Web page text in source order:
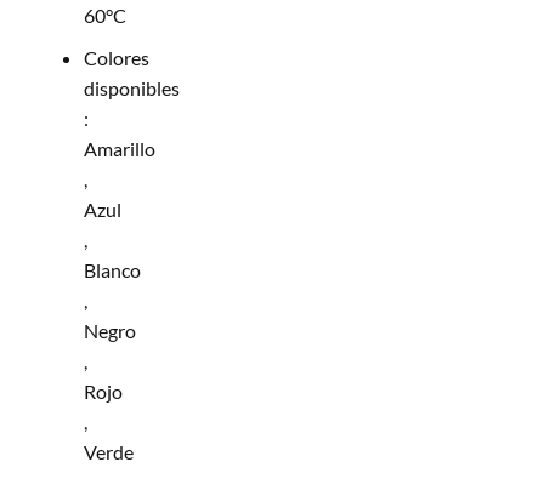
60°C
Colores
disponibles
:
Amarillo
,
Azul
,
Blanco
,
Negro
,
Rojo
,
Verde